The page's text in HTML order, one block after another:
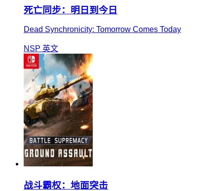
死亡同步：明日到今日
Dead Synchronicity: Tomorrow Comes Today
NSP 英文
战斗霸权：地面突击